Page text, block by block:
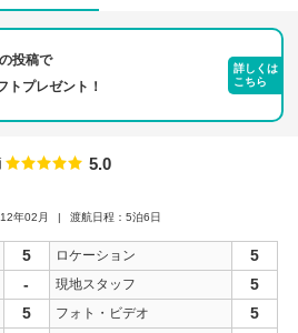
投稿で
トプレゼント！
詳しくは
こちら
点数
5.0
年02月 渡航日程：5泊6日
5 ロケーション 5
- 現地スタッフ 5
5 フォト・ビデオ 5